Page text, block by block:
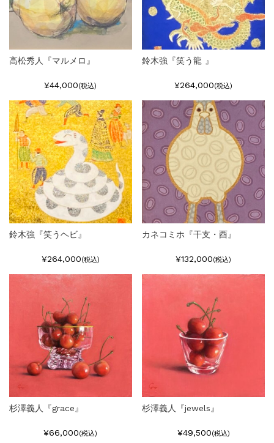
高松秀人『マルメロ』
¥44,000(税込)
鈴木強『笑う龍 』
¥264,000(税込)
鈴木強『笑うヘビ』
¥264,000(税込)
カネコミホ『干支・酉』
¥132,000(税込)
杉澤義人『grace』
¥66,000(税込)
杉澤義人『jewels』
¥49,500(税込)